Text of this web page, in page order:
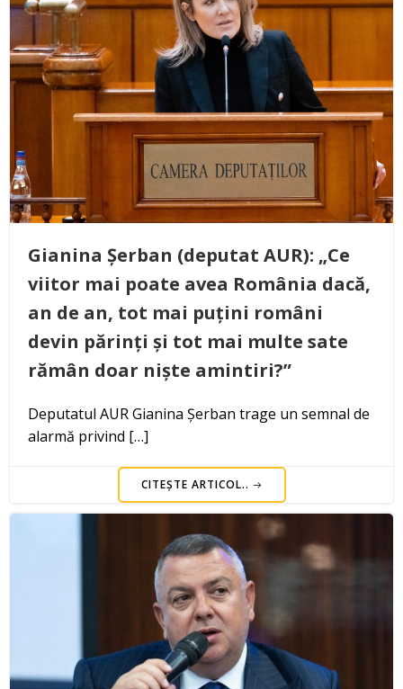
Gianina Șerban (deputat AUR): „Ce
viitor mai poate avea România dacă,
an de an, tot mai puțini români
devin părinți și tot mai multe sate
rămân doar niște amintiri?”
Deputatul AUR Gianina Șerban trage un semnal de
alarmă privind […]
CITEȘTE ARTICOL..